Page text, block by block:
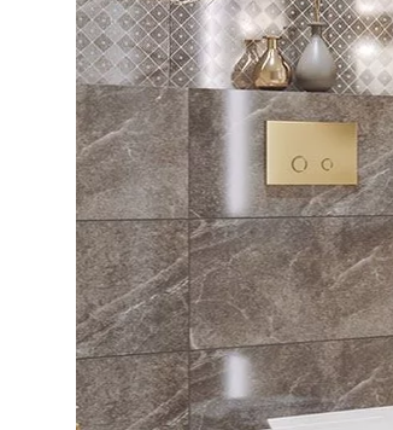
KONTAKT
PL EN DE